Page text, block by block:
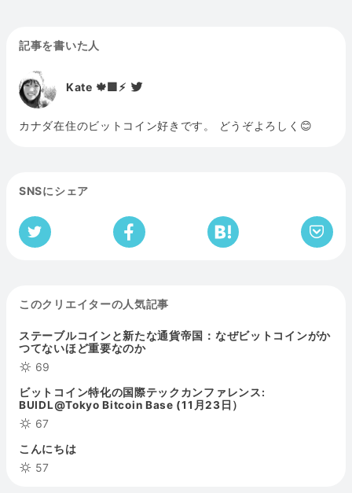
記事を書いた人
Kate 🍁🟩⚡️
カナダ在住のビットコイン好きです。 どうぞよろしく😊
SNSにシェア
このクリエイターの人気記事
ステーブルコインと新たな通貨帝国：なぜビットコインがか
つてないほど重要なのか
69
ビットコイン特化の国際テックカンファレンス:
BUIDL@Tokyo Bitcoin Base (11月23日）
67
こんにちは
57